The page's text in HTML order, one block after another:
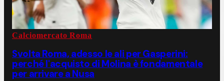
Calciomercato Roma
Svolta Roma, adesso le ali per Gasperini:
perché l'acquisto di Molina è fondamentale
per arrivare a Nusa